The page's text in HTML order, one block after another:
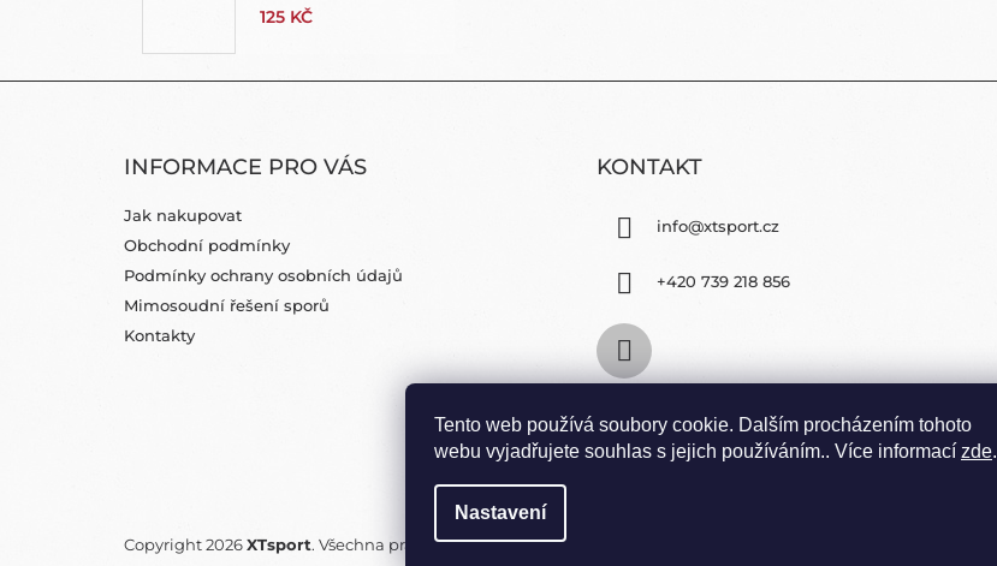
Tento web používá soubory cookie. Dalším procházením tohoto
webu vyjadřujete souhlas s jejich používáním.. Více informací zde.
Nastavení
REŽIMY
125 KČ
INFORMACE PRO VÁS
Jak nakupovat
Obchodní podmínky
Podmínky ochrany osobních údajů
Mimosoudní řešení sporů
Kontakty
KONTAKT
info@xtsport.cz
+420 739 218 856
Copyright 2026XTsport. Všechna práva vyhrazena.